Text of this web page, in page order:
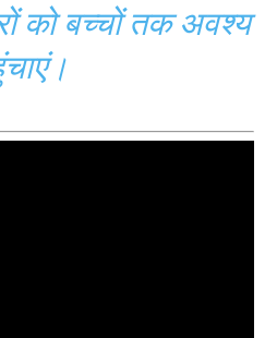
को बच्चों तक अवश्य